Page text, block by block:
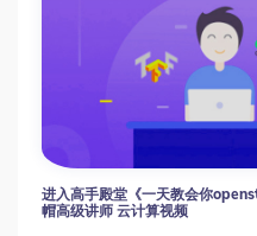
进入高手殿堂《一天教会你
帽高级讲师 云计算视频